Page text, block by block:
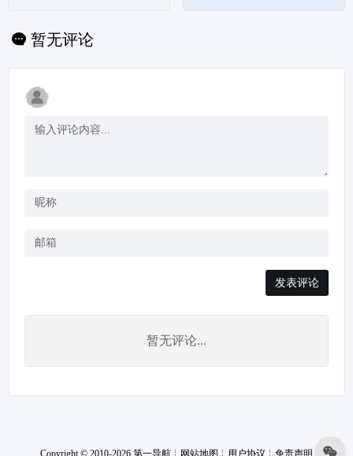
和其他长篇内容。
暂无评论
发表评论
暂无评论...
Copyright © 2010-2026 第一导航 ╎ 网站地图 ╎ 用户协议 ╎ 免责声明